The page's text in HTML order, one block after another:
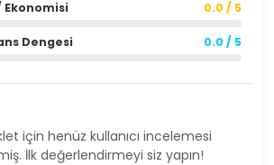
Ekonomisi 0.0 / 5
Dengesi 0.0 / 5
için henüz kullanıcı incelemesi
İlk değerlendirmeyi siz yapın!